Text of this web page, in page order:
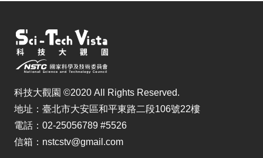
科技大觀園 ©2020 All Rights Reserved.
地址：臺北市大安區和平東路二段106號22樓
電話：02-25056789 #5526
信箱：nstcstv@gmail.com